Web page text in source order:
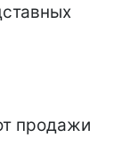
продажи